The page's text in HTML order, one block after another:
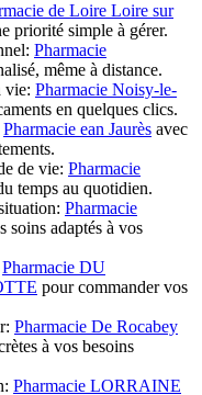
de Loire Loire sur
priorité simple à gérer.
Pharmacie
même à distance.
vie: Pharmacie Noisy-le-
en quelques clics.
Pharmacie ean Jaurès avec
de vie: Pharmacie
temps au quotidien.
Pharmacie
soins adaptés à vos
Pharmacie DU
pour commander vos
Pharmacie De Rocabey
à vos besoins
Pharmacie LORRAINE